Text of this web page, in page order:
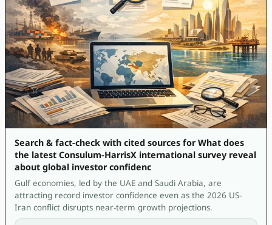
Search & fact-check with cited sources for What does
the latest Consulum-HarrisX international survey reveal
about global investor confidenc
Gulf economies, led by the UAE and Saudi Arabia, are
attracting record investor confidence even as the 2026 US-
Iran conflict disrupts near-term growth projections.